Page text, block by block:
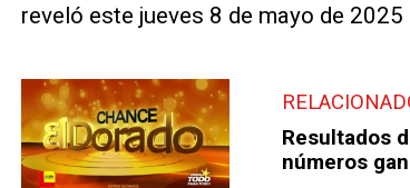
reveló este jueves 8 de mayo de
Resultados
números